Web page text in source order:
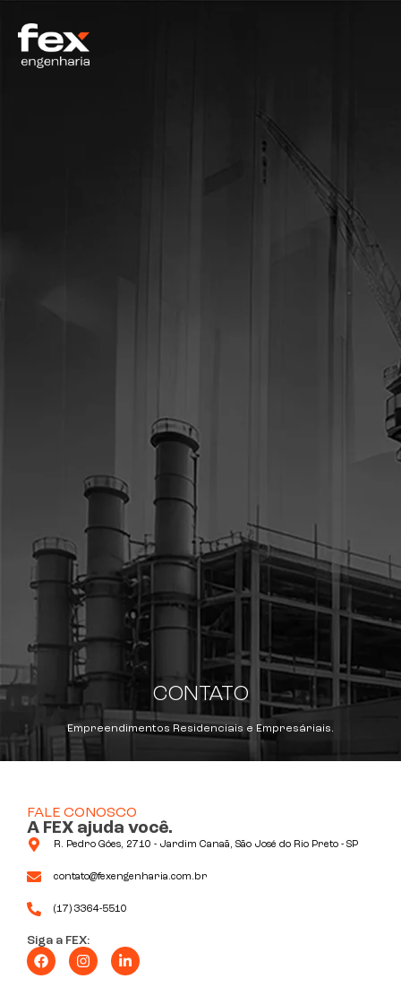
CONTATO
Empreendimentos Residenciais e Empresáriais.
FALE CONOSCO
A FEX ajuda você.
R. Pedro Góes, 2710 - Jardim Canaã, São José do Rio Preto - SP
contato@fexengenharia.com.br
(17) 3364-5510
Siga a FEX: